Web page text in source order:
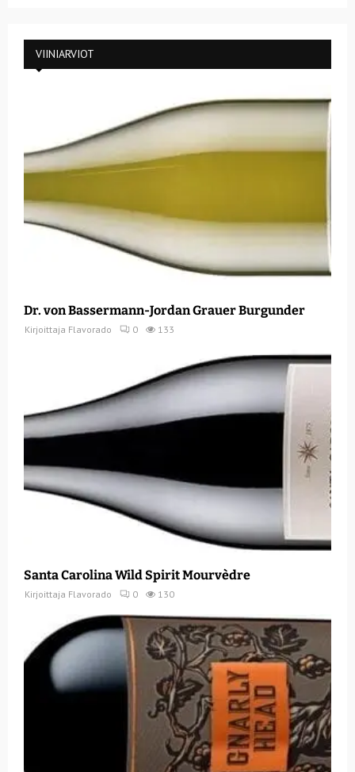
VIINIARVIOT
Dr. von Bassermann-Jordan Grauer Burgunder
Kirjoittaja Flavorado 0 133
Santa Carolina Wild Spirit Mourvèdre
Kirjoittaja Flavorado 0 130